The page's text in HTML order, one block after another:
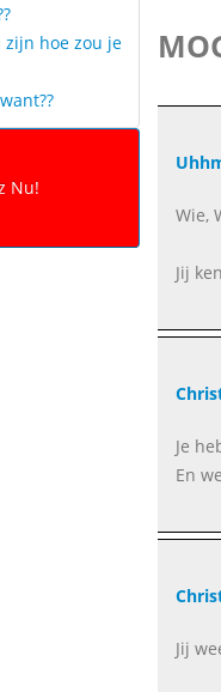
zijn hoe zou je
Wie,
Jij
Je
En
Jij